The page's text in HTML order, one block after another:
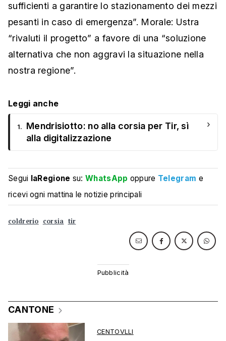
sufficienti a garantire lo stazionamento dei mezzi
pesanti in caso di emergenza”. Morale: Ustra
“rivaluti il progetto” a favore di una “soluzione
alternativa che non aggravi la situazione nella
nostra regione”.
Leggi anche
1.
Mendrisiotto: no alla corsia per Tir, sì
alla digitalizzazione
›
Segui laRegione su:WhatsApp oppure Telegram e
ricevi ogni mattina le notizie principali
coldrerio corsia tir
CANTONE
CENTOVLLI